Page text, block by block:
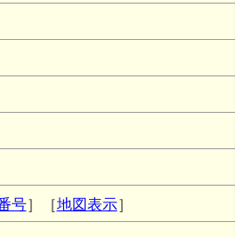
号］［地図表示］